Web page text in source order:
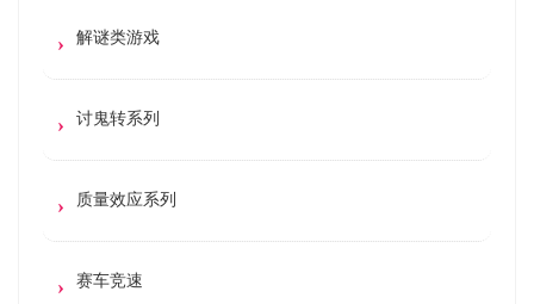
解谜类游戏
讨鬼转系列
质量效应系列
赛车竞速